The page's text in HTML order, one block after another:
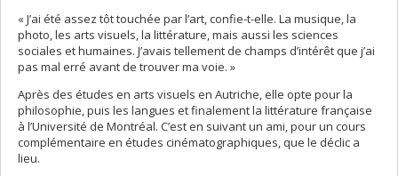
« J’ai été assez tôt touchée par l’art, confie-t-elle. La musique, la
photo, les arts visuels, la littérature, mais aussi les sciences
sociales et humaines. J’avais tellement de champs d’intérêt que j’ai
pas mal erré avant de trouver ma voie. »
Après des études en arts visuels en Autriche, elle opte pour la
philosophie, puis les langues et finalement la littérature française
à l’Université de Montréal. C’est en suivant un ami, pour un cours
complémentaire en études cinématographiques, que le déclic a
lieu.